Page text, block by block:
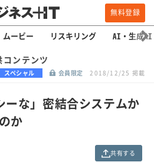
無料登録
ムービー リスキリング AI・生成AI
ンテンツ
スペシャル 会員限定 2018/12/25 掲載
ーな」密結合システムか
か
共有する